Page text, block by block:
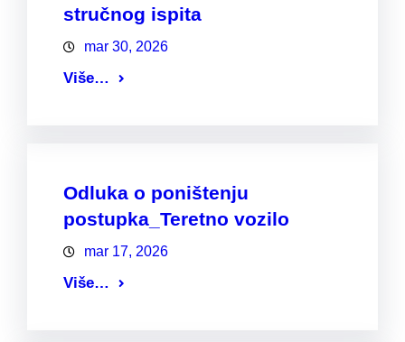
stručnog ispita
mar 30, 2026
Više…
Odluka o poništenju
postupka_Teretno vozilo
mar 17, 2026
Više…